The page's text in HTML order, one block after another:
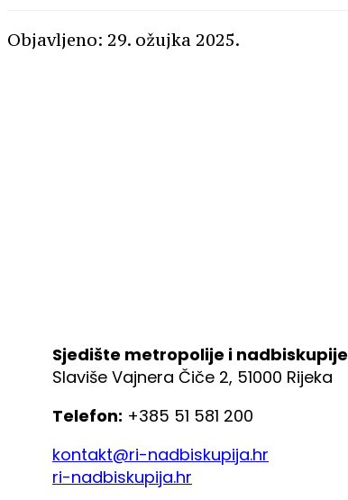
Objavljeno: 29. ožujka 2025.
Sjedište metropolije i nadbiskupije
Slaviše Vajnera Čiče 2, 51000 Rijeka
Telefon: +385 51 581 200
kontakt@ri-nadbiskupija.hr
ri-nadbiskupija.hr